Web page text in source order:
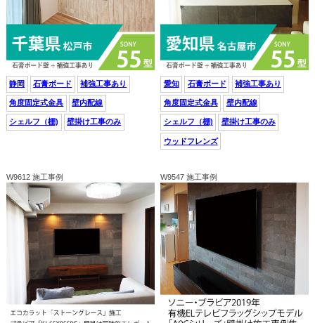
静岡 石膏ボード 補強工事あり
角度固定式金具 壁内配線
シェルフ（棚) 壁掛け工事のみ
愛知 石膏ボード 補強工事あり
角度固定式金具 壁内配線
シェルフ（棚) 壁掛け工事のみ
ウッドフレンズ
W9612 施工事例 W9547 施工事例